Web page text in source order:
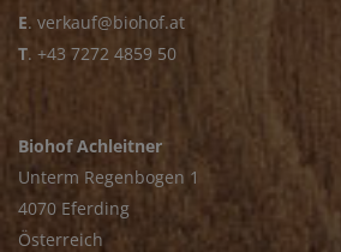
E. verkauf@biohof.at
T. +43 7272 4859 50
Biohof Achleitner
Unterm Regenbogen 1
4070 Eferding
Österreich